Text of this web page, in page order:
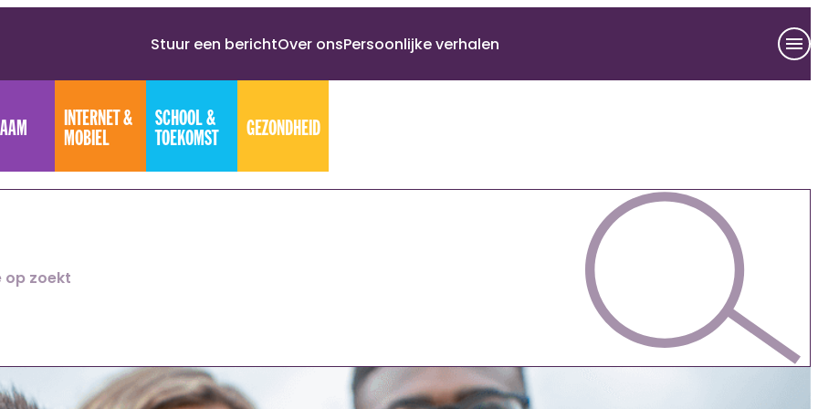
Stuur een berichtOver onsPersoonlijke verhalen
INTERNET &
MOBIEL
SCHOOL &
TOEKOMST
GEZONDHEID